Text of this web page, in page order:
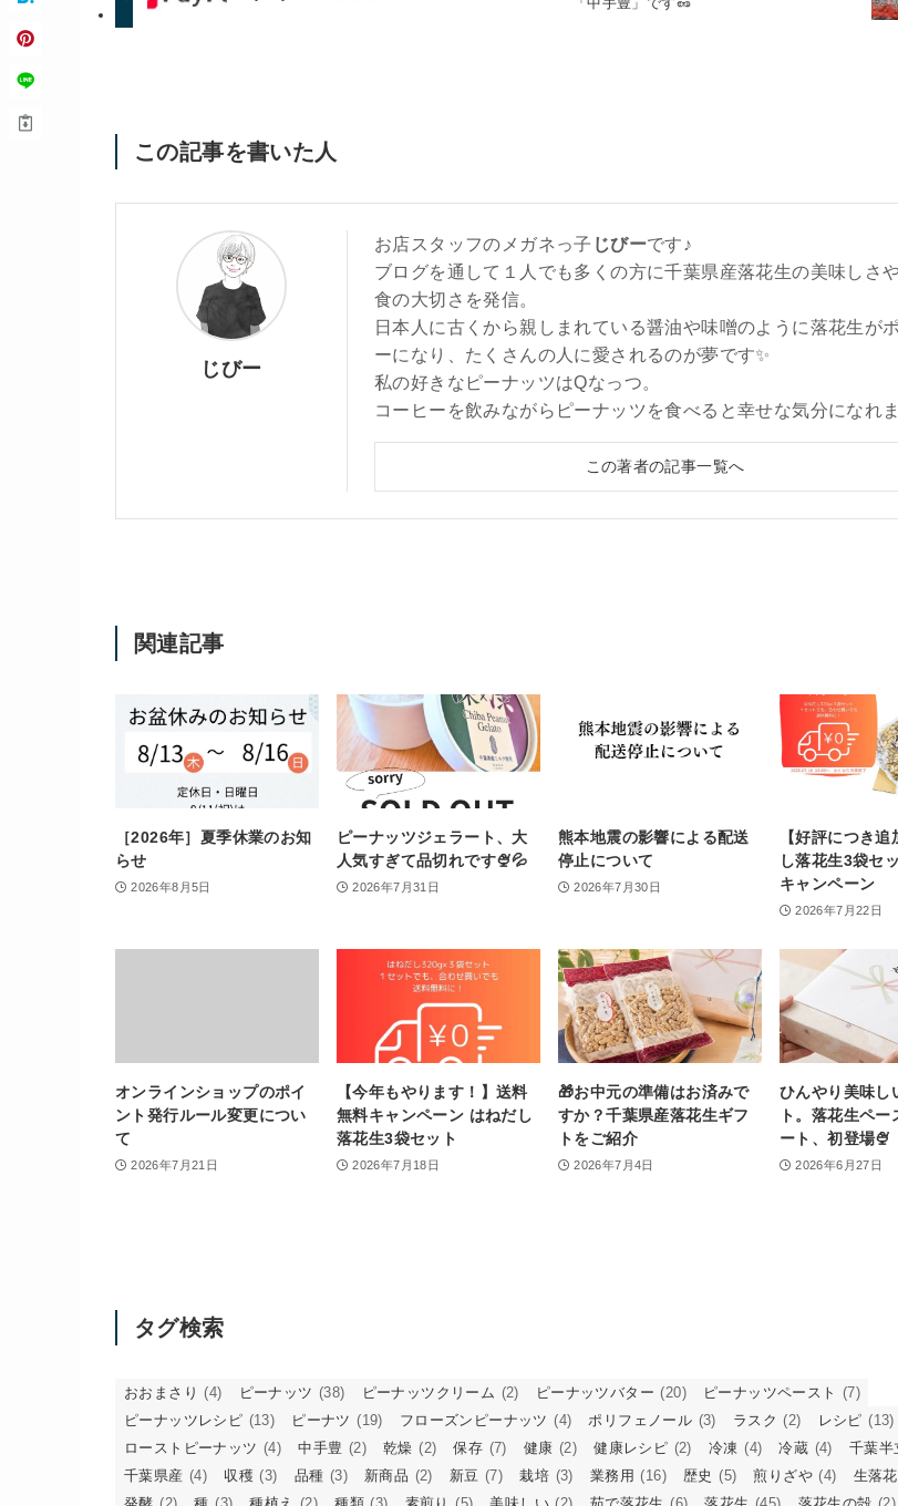
この記事を書いた人
じびー
お店スタッフのメガネっ子 じびーです♪
ブログを通して１人でも多くの方に千葉県産落花生の美味しさや
食の大切さを発信。
日本人に古くから親しまれている醤油や味噌のように落花生が
ーになり、たくさんの人に愛されるのが夢です✨
私の好きなピーナッツはQなっつ。
コーヒーを飲みながらピーナッツを食べると幸せな気分になれ
この著者の記事一覧へ
関連記事
［2026年］夏季休業のお知
らせ
2026年8月5日
ピーナッツジェラート、大
人気すぎて品切れです🍨💦
2026年7月31日
熊本地震の影響による配送
停止について
2026年7月30日
【好評につき
し落花生3袋セ
キャンペーン
2026年7月22日
オンラインショップのポイ
ント発行ルール変更につい
て
2026年7月21日
【今年もやります！】送料
無料キャンペーン はねだし
落花生3袋セット
2026年7月18日
🎁お中元の準備はお済みで
すか？千葉県産落花生ギフ
トをご紹介
2026年7月4日
ひんやり美味し
ト。落花生ペー
ート、初登場🍨
2026年6月27日
タグ検索
おおまさり (4) ピーナッツ (38) ピーナッツクリーム (2) ピーナッツバター (20) ピーナッツペースト (7)
ピーナッツレシピ (13) ピーナツ (19) フローズンピーナッツ (4) ポリフェノール (3) ラスク (2) レシピ (13)
ローストピーナッツ (4) 中手豊 (2) 乾燥 (2) 保存 (7) 健康 (2) 健康レシピ (2) 冷凍 (4) 冷蔵 (4) 千葉半
千葉県産 (4) 収穫 (3) 品種 (3) 新商品 (2) 新豆 (7) 栽培 (3) 業務用 (16) 歴史 (5) 煎りざや (4) 生落